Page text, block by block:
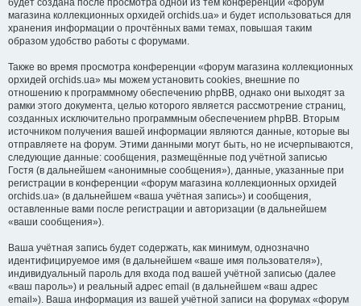
будет создана после просмотра одной из тем конференции «форум
магазина коллекционных орхидей orchids.ua» и будет использоваться для
хранения информации о прочтённых вами темах, повышая таким
образом удобство работы с форумами.
Также во время просмотра конференции «форум магазина коллекционных
орхидей orchids.ua» мы можем установить cookies, внешние по
отношению к программному обеспечению phpBB, однако они выходят за
рамки этого документа, целью которого является рассмотрение страниц,
созданных исключительно программным обеспечением phpBB. Вторым
источником получения вашей информации являются данные, которые вы
отправляете на форум. Этими данными могут быть, но не исчерпываются,
следующие данные: сообщения, размещённые под учётной записью
Гостя (в дальнейшем «анонимные сообщения»), данные, указанные при
регистрации в конференции «форум магазина коллекционных орхидей
orchids.ua» (в дальнейшем «ваша учётная запись») и сообщения,
оставленные вами после регистрации и авторизации (в дальнейшем
«ваши сообщения»).
Ваша учётная запись будет содержать, как минимум, однозначно
идентифицируемое имя (в дальнейшем «ваше имя пользователя»),
индивидуальный пароль для входа под вашей учётной записью (далее
«ваш пароль») и реальный адрес email (в дальнейшем «ваш адрес
email»). Ваша информация из вашей учётной записи на форумах «форум